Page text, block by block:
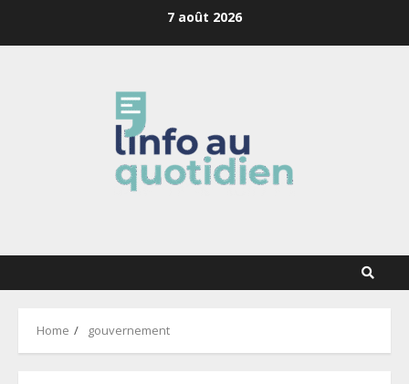
7 août 2026
Home gouvernement